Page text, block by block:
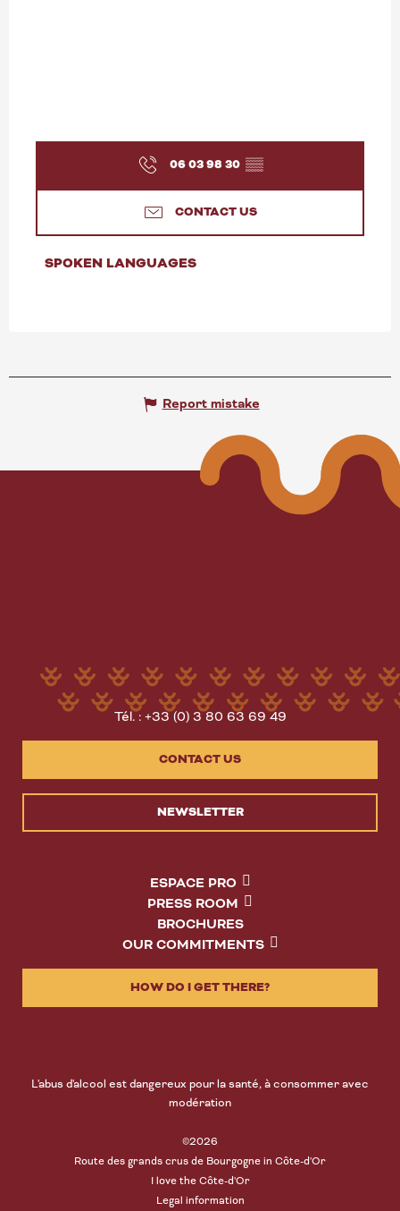
06 03 98 30 ▒▒
CONTACT US
SPOKEN LANGUAGES
SPOKEN LANGUAGES
Report mistake
Tél. : +33 (0) 3 80 63 69 49
CONTACT US
NEWSLETTER
ESPACE PRO
PRESS ROOM
BROCHURES
OUR COMMITMENTS
HOW DO I GET THERE?
L'abus d'alcool est dangereux pour la santé, à consommer avec
modération
©2026
Route des grands crus de Bourgogne in Côte-d'Or
I love the Côte-d'Or
Legal information